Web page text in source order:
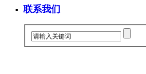
联系我们